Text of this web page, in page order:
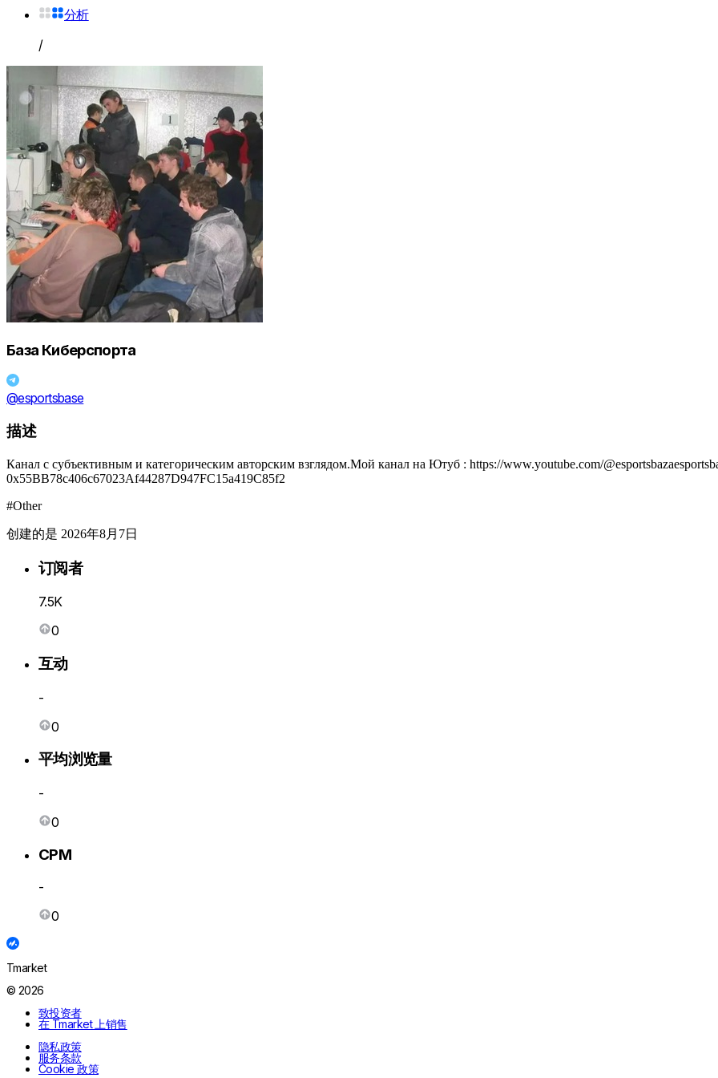
分析
/
База Киберспорта
@esportsbase
描述
Канал с субъективным и категорическим авторским взглядом.Мой канал на Ютуб : https://www.youtube.com/
0x55BB78c406c67023Af44287D947FC15a419C85f2
#Other
创建的是 2026年8月7日
订阅者
7.5K
0
互动
-
0
平均浏览量
-
0
CPM
-
0
Tmarket
© 2026
致投资者
在 Tmarket 上销售
隐私政策
服务条款
Cookie 政策